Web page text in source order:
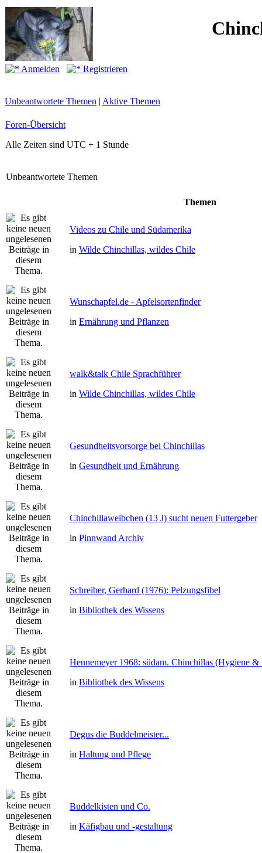
Anmelden
Registrieren
Unbeantwortete Themen | Aktive Themen
Foren-Übersicht
Alle Zeiten sind UTC + 1 Stunde
Unbeantwortete Themen
Themen
Videos zu Chile und Südamerika
in Wilde Chinchillas, wildes Chile
Wunschapfel.de - Apfelsortenfinder
in Ernährung und Pflanzen
walk&talk Chile Sprachführer
in Wilde Chinchillas, wildes Chile
Gesundheitsvorsorge bei Chinchillas
in Gesundheit und Ernährung
Chinchillaweibchen (13 J) sucht neuen Futtergeber
in Pinnwand Archiv
Schreiber, Gerhard (1976): Pelzungsfibel
in Bibliothek des Wissens
Hennemeyer 1968: südam. Chinchillas (Hygiene
in Bibliothek des Wissens
Degus die Buddelmeister...
in Haltung und Pflege
Buddelkisten und Co.
in Käfigbau und -gestaltung